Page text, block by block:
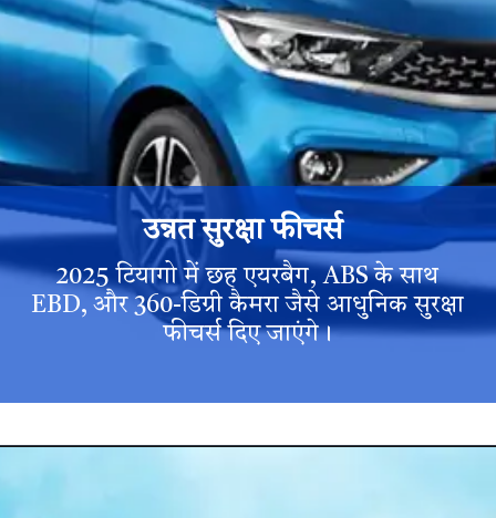
उन्नत सुरक्षा फीचर्स
2025 टियागो में छह एयरबैग, ABS के साथ
EBD, और 360-डिग्री कैमरा जैसे आधुनिक सुरक्षा
फीचर्स दिए जाएंगे।